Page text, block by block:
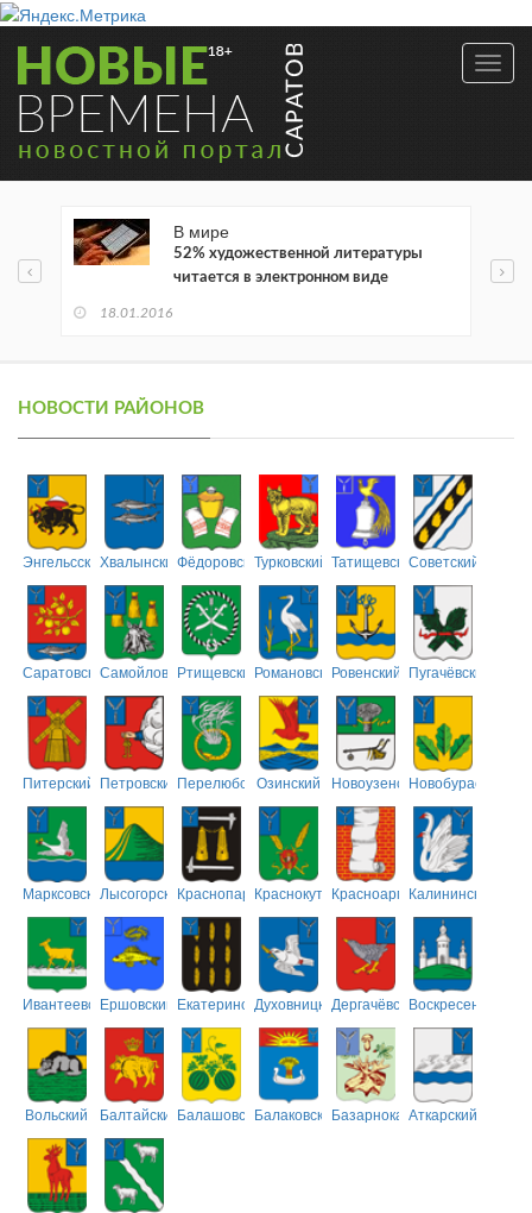
В мире
52% художественной литературы
читается в электронном виде
18.01.2016
НОВОСТИ РАЙОНОВ
ЭнгельсскийХвалынскийФёдоровскийТурковский ТатищевскийСоветский
СаратовскийСамойловскийРтищевскийРомановскийРовенский Пугачёвский
Питерский ПетровскийПерелюбскийОзинский НовоузенскийНовобурасский
МарксовскийЛысогорскийКраснопартизанский
КраснокутскийКрасноармейский
Калининский
ИвантеевскийЕршовский ЕкатериновскийДуховницкийДергачёвскийВоскресенский
Вольский БалтайскийБалашовскийБалаковскийБазарнокарабулакский
Аткарский